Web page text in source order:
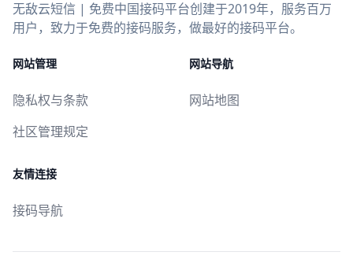
无敌云短信 | 免费中国接码平台创建于2019年，服务百万
用户，致力于免费的接码服务，做最好的接码平台。
网站管理
隐私权与条款
社区管理规定
网站导航
网站地图
友情连接
接码导航